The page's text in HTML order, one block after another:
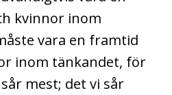
kvinnor inom
vara en framtid
inom tänkandet, för
mest; det vi sår